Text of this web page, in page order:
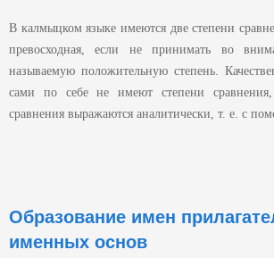
В калмыцком языке имеются две степени
превосходная, если не принимать во
называемую положительную степень.
сами по себе не имеют степени
сравнения выражаются аналитически, т. е. с
Образование имен
именных основ